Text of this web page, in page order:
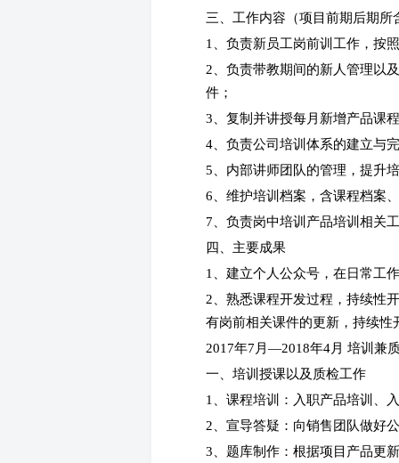
三、工作内容（项目前期后期所
1、负责新员工岗前训工作，按
2、负责带教期间的新人管理以
件；
3、复制并讲授每月新增产品课
4、负责公司培训体系的建立与
5、内部讲师团队的管理，提升
6、维护培训档案，含课程档案
7、负责岗中培训产品培训相关
四、主要成果
1、建立个人公众号，在日常工
2、熟悉课程开发过程，持续性
有岗前相关课件的更新，持续性
2017年7月—2018年4月 培训兼
一、培训授课以及质检工作
1、课程培训：入职产品培训、
2、宣导答疑：向销售团队做好
3、题库制作：根据项目产品更